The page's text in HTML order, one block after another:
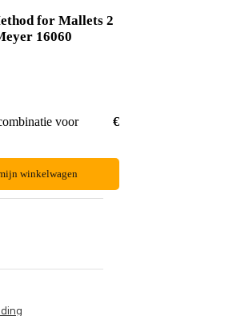
for Mallets 2
16060
voor € 28,95
winkelwagen